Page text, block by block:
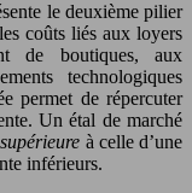
le deuxième pilier
coûts liés aux loyers
de boutiques, aux
technologiques
permet de répercuter
Un étal de marché
à celle d’une
inférieurs.